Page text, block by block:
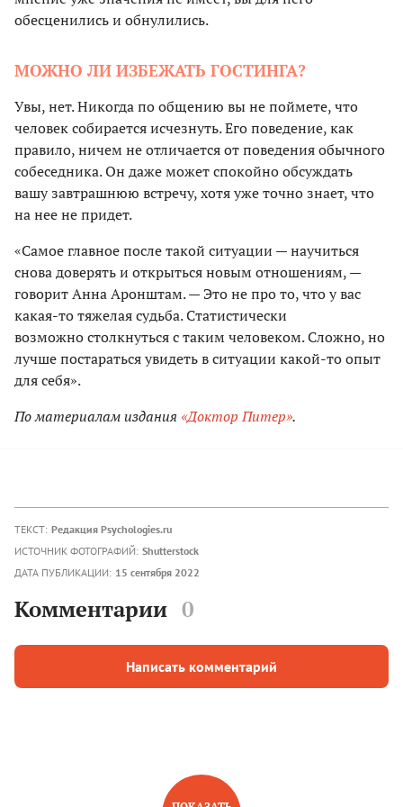
обесценились и обнулились.
МОЖНО ЛИ ИЗБЕЖАТЬ ГОСТИНГА?
Увы, нет. Никогда по общению вы не поймете, что
человек собирается исчезнуть. Его поведение, как
правило, ничем не отличается от поведения обычного
собеседника. Он даже может спокойно обсуждать
вашу завтрашнюю встречу, хотя уже точно знает, что
на нее не придет.
«Самое главное после такой ситуации — научиться
снова доверять и открыться новым отношениям, —
говорит Анна Аронштам. — Это не про то, что у вас
какая-то тяжелая судьба. Статистически
возможно столкнуться с таким человеком. Сложно, но
лучше постараться увидеть в ситуации какой-то опыт
для себя».
По материалам издания «Доктор Питер».
ТЕКСТ: Редакция Psychologies.ru
ИСТОЧНИК ФОТОГРАФИЙ: Shutterstock
ДАТА ПУБЛИКАЦИИ: 15 сентября 2022
Комментарии 0
Написать комментарий